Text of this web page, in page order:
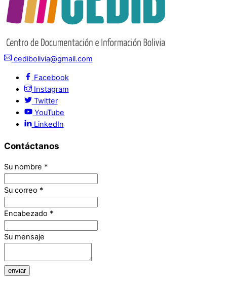
cedibolivia@gmail.com
Facebook
Instagram
Twitter
YouTube
LinkedIn
Contáctanos
Su nombre *
Su correo *
Encabezado *
Su mensaje
enviar